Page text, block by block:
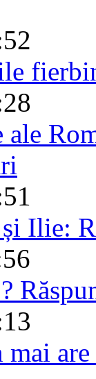
ale
Ilie:
mai